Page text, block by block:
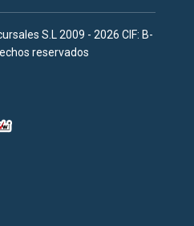
S.L 2009 - 2026 CIF: B-
reservados